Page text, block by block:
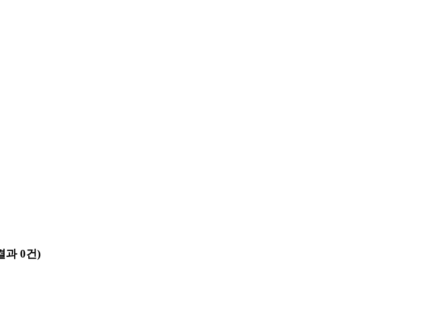
과 0건)